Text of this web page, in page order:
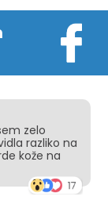
zelo
razliko na
kože na